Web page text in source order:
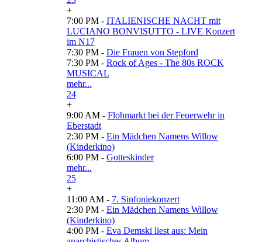
+
7:00 PM - ITALIENISCHE NACHT mit
LUCIANO BONVISUTTO - LIVE Konzert
im N17
7:30 PM - Die Frauen von Stepford
7:30 PM - Rock of Ages - The 80s ROCK
MUSICAL
mehr...
24
+
9:00 AM - Flohmarkt bei der Feuerwehr in
Eberstadt
2:30 PM - Ein Mädchen Namens Willow
(Kinderkino)
6:00 PM - Gotteskinder
mehr...
25
+
11:00 AM - 7. Sinfoniekonzert
2:30 PM - Ein Mädchen Namens Willow
(Kinderkino)
4:00 PM - Eva Demski liest aus: Mein